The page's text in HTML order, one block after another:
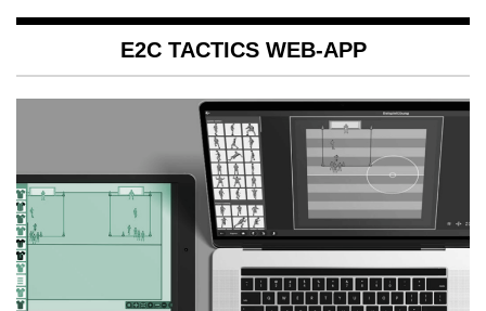
E2C TACTICS WEB-APP